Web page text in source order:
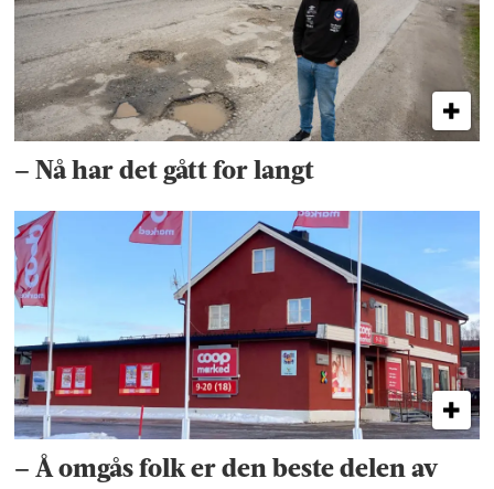
– Nå har det gått for langt
– Å omgås folk er den beste delen av